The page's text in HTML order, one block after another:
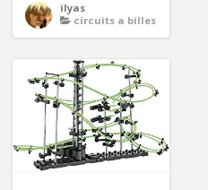
ilyas
circuits a billes